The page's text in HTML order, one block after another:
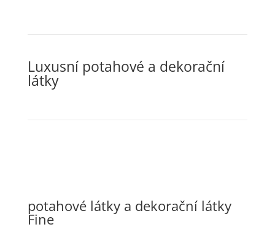
Luxusní potahové a dekorační
látky
potahové látky a dekorační látky
Fine